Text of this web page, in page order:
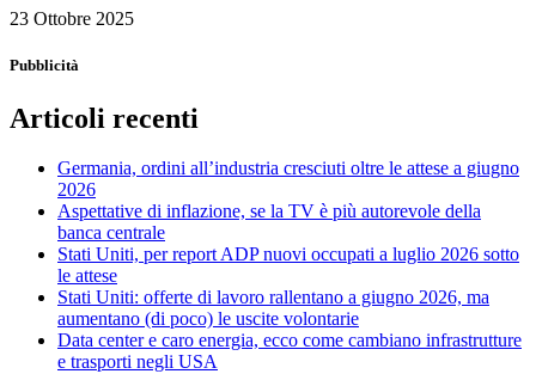
23 Ottobre 2025
Pubblicità
Articoli recenti
Germania, ordini all’industria cresciuti oltre le attese a giugno
2026
Aspettative di inflazione, se la TV è più autorevole della
banca centrale
Stati Uniti, per report ADP nuovi occupati a luglio 2026 sotto
le attese
Stati Uniti: offerte di lavoro rallentano a giugno 2026, ma
aumentano (di poco) le uscite volontarie
Data center e caro energia, ecco come cambiano infrastrutture
e trasporti negli USA